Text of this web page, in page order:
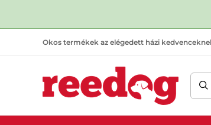
Okos termékek az elégedett házi